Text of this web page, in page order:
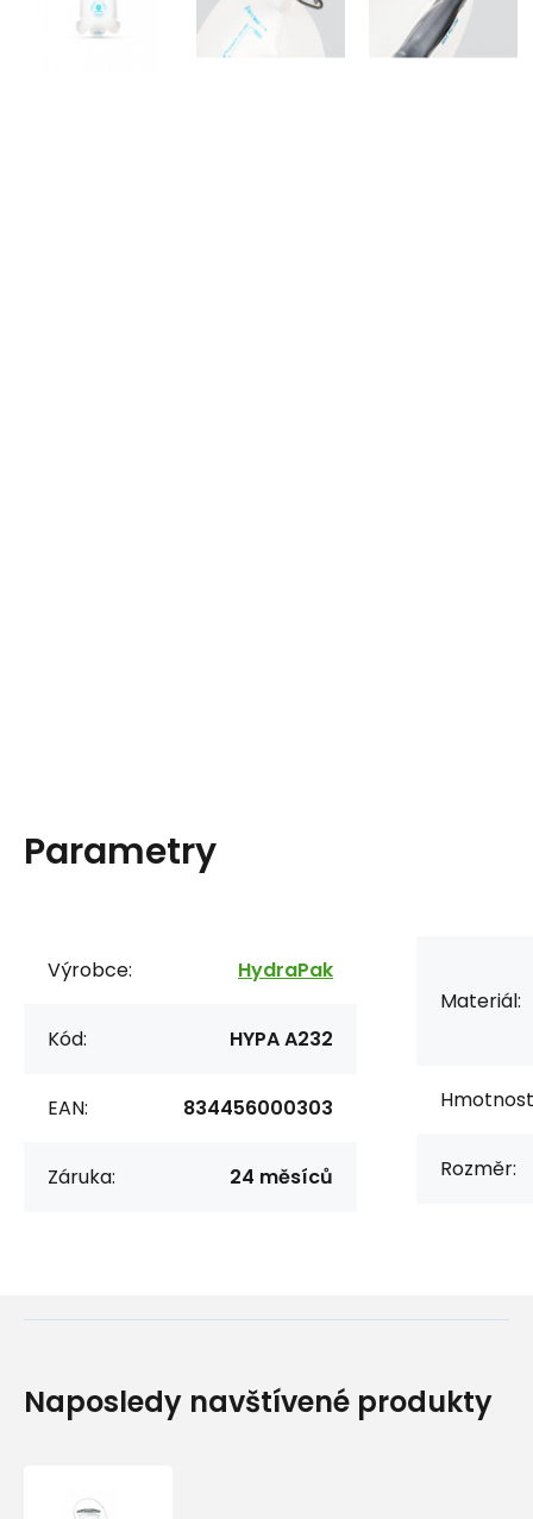
Parametry
Výrobce: HydraPak
Kód: HYPA A232
EAN: 834456000303
Záruka: 24 měsíců
Materiál:
Rozměr:
Naposledy navštívené produkty